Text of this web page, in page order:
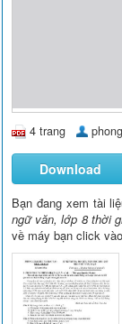
4 trang
Download
Bạn đang xem tài
ngữ văn, lớp 8 thời
về máy bạn click